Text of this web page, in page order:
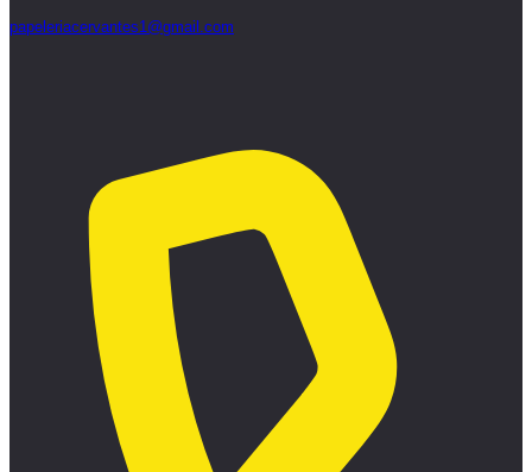
papeleriacervantes1@gmail.com